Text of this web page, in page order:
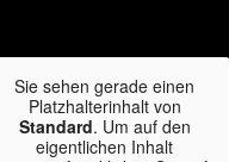
Sie sehen gerade einen
Platzhalterinhalt von
Standard. Um auf den
eigentlichen Inhalt